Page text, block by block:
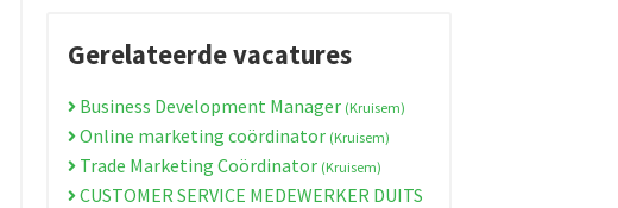
Gerelateerde vacatures
Business Development Manager (Kruisem)
Online marketing coördinator (Kruisem)
Trade Marketing Coördinator (Kruisem)
CUSTOMER SERVICE MEDEWERKER DUITS